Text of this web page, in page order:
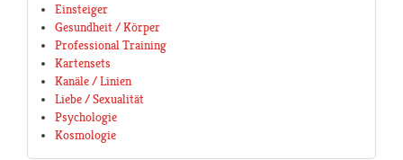
Einsteiger
Gesundheit / Körper
Professional Training
Kartensets
Kanäle / Linien
Liebe / Sexualität
Psychologie
Kosmologie